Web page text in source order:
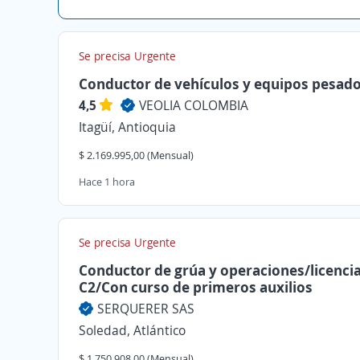
Se precisa Urgente
Conductor de vehículos y equipos
4,5
VEOLIA COLOMBIA
Itagüí, Antioquia
$ 2.169.995,00 (Mensual)
Hace 1 hora
Se precisa Urgente
Conductor de grúa y operaciones/
C2/Con curso de primeros auxilios
SERQUERER SAS
Soledad, Atlántico